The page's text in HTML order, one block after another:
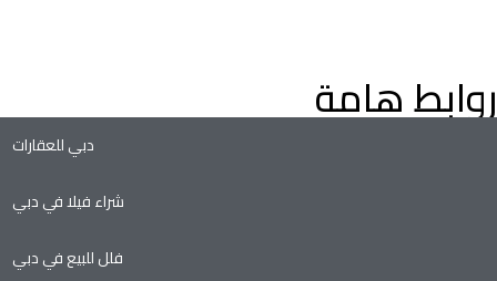
روابط هامة
دبي للعقارات
شراء فيلا في دبي
فلل للبيع في دبي